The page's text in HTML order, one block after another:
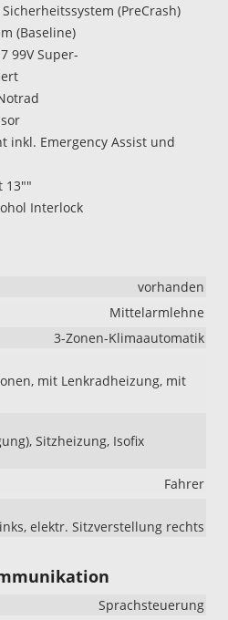
(PreCrash)
(Baseline)
99V Super-
inkl. Emergency Assist und
13""
Interlock
vorhanden
Mittelarmlehne
3-Zonen-Klimaautomatik
mit Lenkradheizung, mit
Sitzheizung, Isofix
Fahrer
elektr. Sitzverstellung rechts
Sprachsteuerung